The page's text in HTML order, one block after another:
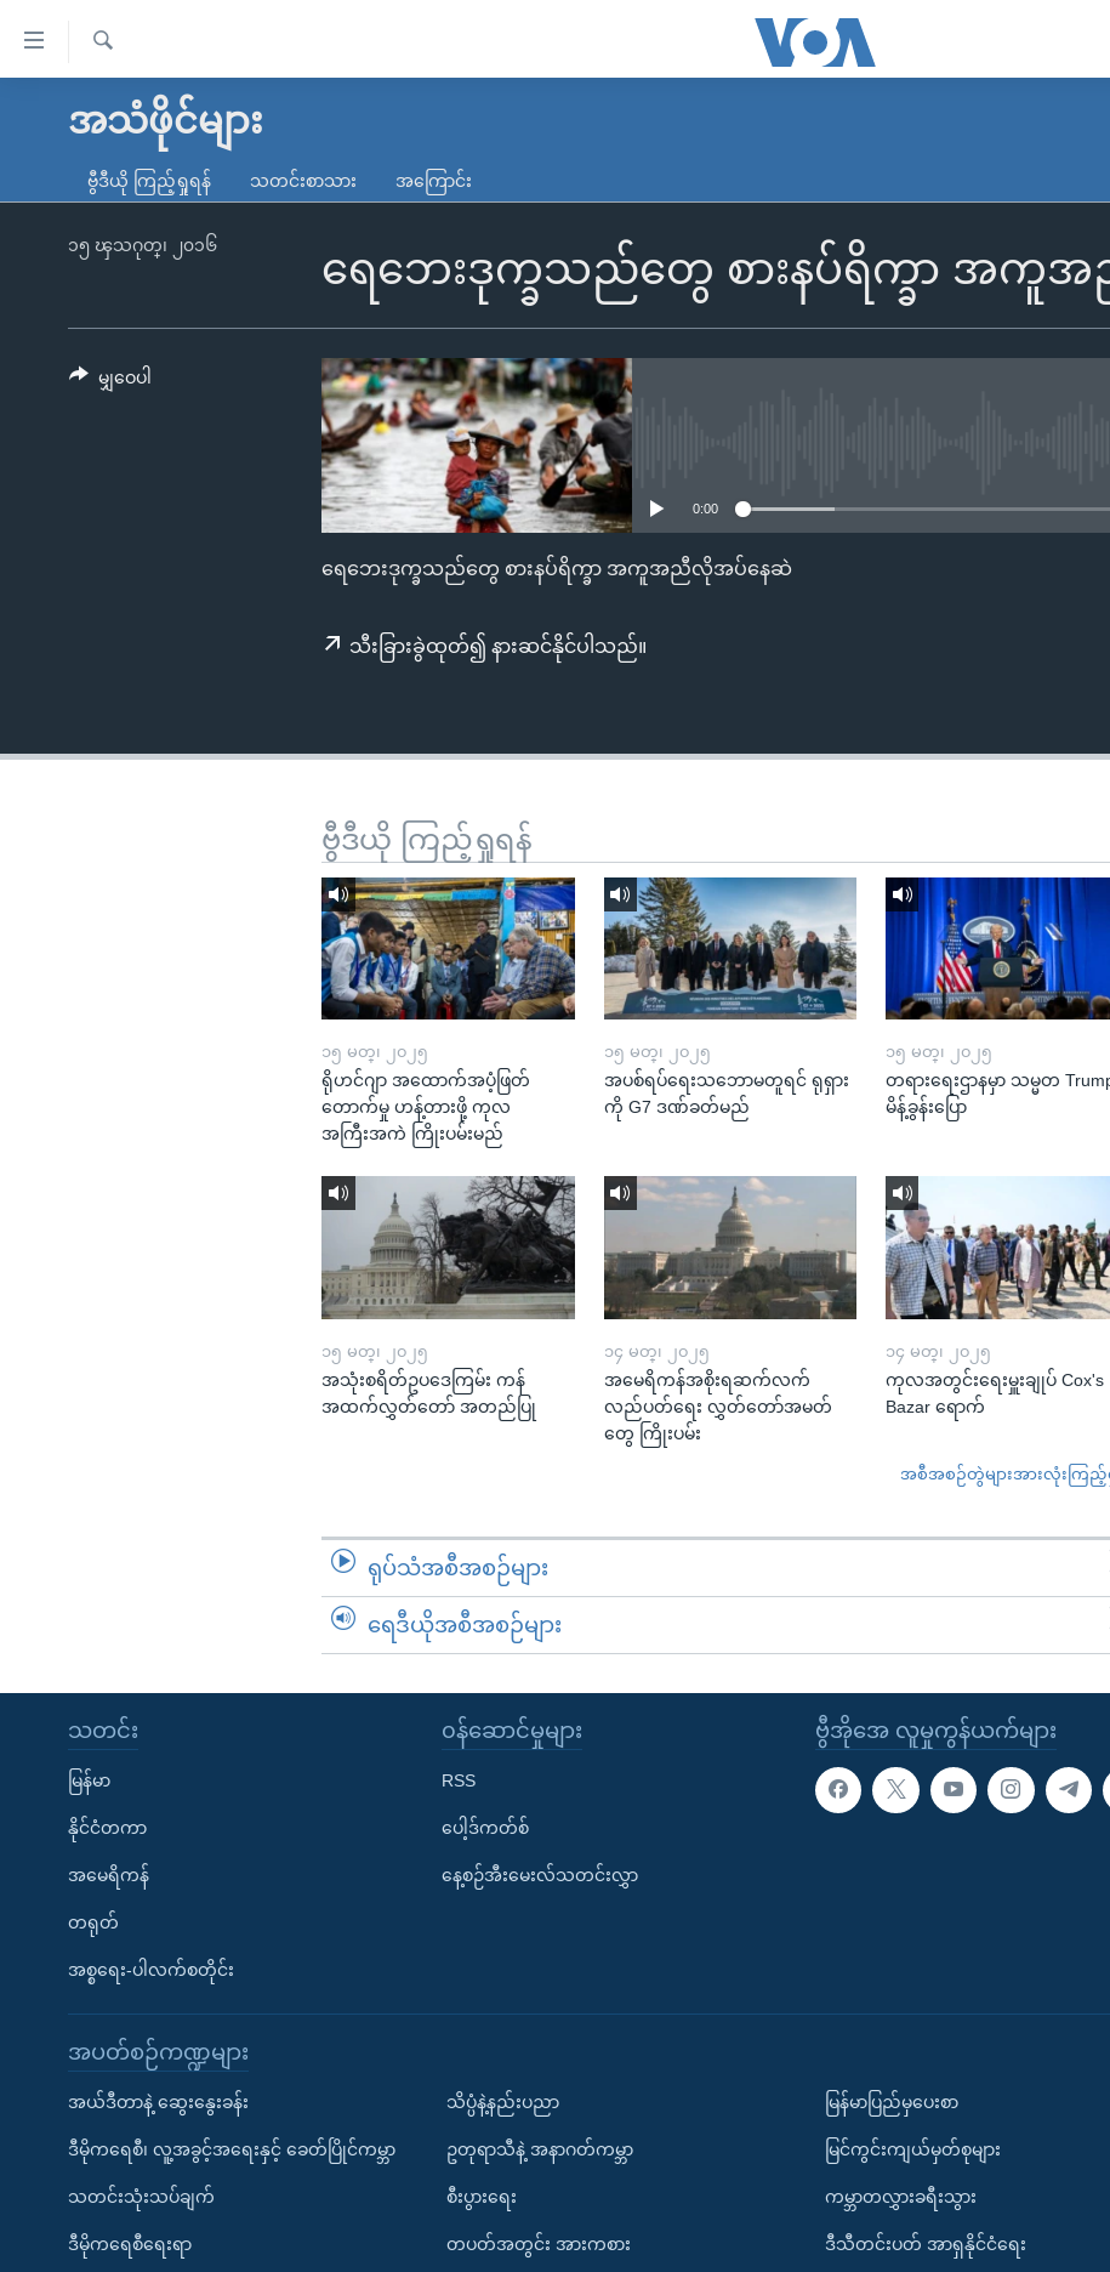
လွယ်ကူ
သည့်
မူလစာမျက်နှာ
ကမ္ဘာ့သတင်းများ
နိုင်ငံတကာ
တရုတ်
အစ္စရေး-ပါလက်စတိုင်း
ရပ်ဝန်းတခု လမ်းတခု အလွန်
အင်္ဂလိပ်စာလေ့လာမယ်
ရ
အသံဖိုင်များ
ဗွီဒီယို ကြည့်ရှုရန် သတင်းစာသား အကြောင်း
ရေဘေးဒုက္ခသည်တွေ စားနပ်ရိက္ခာ အ
၁၅ ၾသဂုတ္၊ ၂၀၁၆
0:00
ရေဘေးဒုက္ခသည်တွေ စားနပ်ရိက္ခာ အကူအညီလိုအပ်နေဆဲ
သီးခြားခွဲထုတ်၍ နားဆင်နိုင်ပါသည်။
မျှဝေပါ
ဗွီဒီယို ကြည့်ရှုရန်
၁၅ မတ္၊ ၂၀၂၅
ရိုဟင်ဂျာ အထောက်အပံ့ဖြတ်
တောက်မှု ဟန့်တားဖို့ ကုလ
အကြီးအကဲ ကြိုးပမ်းမည်
၁၅ မတ္၊ ၂၀၂၅
အပစ်ရပ်ရေးသဘောမတူရင် ရုရှား
ကို G7 ဒဏ်ခတ်မည်
၁၅ မတ္၊ ၂၀၂၅
တရားရေးဌာနမှာ သမ္မတ
မိန့်ခွန်းပြော
၁၅ မတ္၊ ၂၀၂၅
အသုံးစရိတ်ဥပဒေကြမ်း ကန်
အထက်လွှတ်တော် အတည်ပြု
၁၄ မတ္၊ ၂၀၂၅
အမေရိကန်အစိုးရဆက်လက်
လည်ပတ်ရေး လွှတ်တော်အမတ်
တွေ ကြိုးပမ်း
၁၄ မတ္၊ ၂၀၂၅
ကုလအတွင်းရေးမှူးချုပ် Cox's
Bazar ရောက်
အစီအစဉ်တွဲများအားလုံးကြည့်
ရုပ်သံအစီအစဉ်များ
ရေဒီယိုအစီအစဉ်များ
ဗွီအိုအေ လူမှုကွန်ယက်များ
သတင်း
မြန်မာ
နိုင်ငံတကာ
အမေရိကန်
တရုတ်
အစ္စရေး-ပါလက်စတိုင်း
၀န်ဆောင်မှုများ
RSS
ပေါ့ဒ်ကတ်စ်
နေ့စဉ်အီးမေးလ်သတင်းလွှာ
အပတ်စဉ်ကဏ္ဍများ
အယ်ဒီတာနဲ့ ဆွေးနွေးခန်း
ဒီမိုကရေစီ၊ လူ့အခွင့်အရေးနှင့် ခေတ်ပြိုင်ကမ္ဘာ
သတင်းသုံးသပ်ချက်
ဒီမိုကရေစီရေးရာ
သိပ္ပံနဲ့နည်းပညာ
ဥတုရာသီနဲ့ အနာဂတ်ကမ္ဘာ
စီးပွားရေး
တပတ်အတွင်း အားကစား
မြန်မာပြည်မှပေးစာ
မြင်ကွင်းကျယ်မှတ်စုများ
ကမ္ဘာတလွှားခရီးသွား
ဒီသီတင်းပတ် အာရှနိုင်ငံရေး